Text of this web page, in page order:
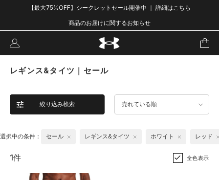
【最大75%OFF】シークレットセール開催中 ｜ 詳細はこちら
商品のお届けに関するお知らせ
レギンス&タイツ｜セール
絞り込み検索 売れている順
選択中の条件： セール レギンス&タイツ ホワイト レッド
1件 全色表示